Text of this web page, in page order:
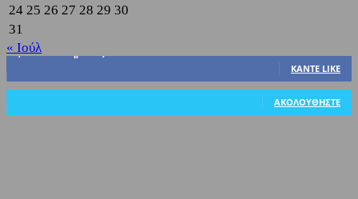
24 25 26 27 28 29 30
31
« Ιούλ
3,822
ΚΆΝΤΕ LIKE
ΑΚΟΛΟΥΘΉΣΤΕ